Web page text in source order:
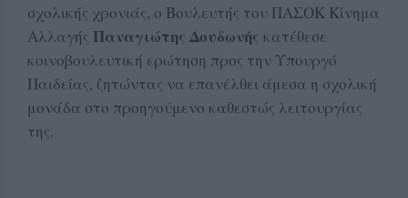
σχολικής χρονιάς, ο Βουλευτής του ΠΑΣΟΚ Κίνημα
Αλλαγής Παναγιώτης Δουδωνής κατέθεσε
κοινοβουλευτική ερώτηση προς την Υπουργό
Παιδείας, ζητώντας να επανέλθει άμεσα η σχολική
μονάδα στο προηγούμενο καθεστώς λειτουργίας
της.